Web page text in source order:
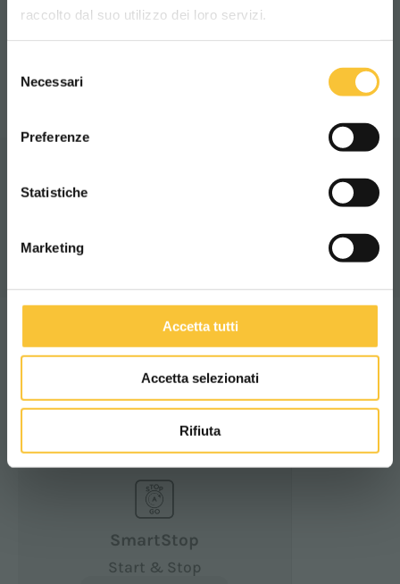
raccolto dal suo utilizzo dei loro servizi.
delNecessari
Preferenze
Statistiche
Marketing
Accetta tutti
Accetta selezionati
Rifiuta
Grado de protección
Tecnologías
MEDIO AMBIENTE
SmartStop
Start & Stop
navigazione